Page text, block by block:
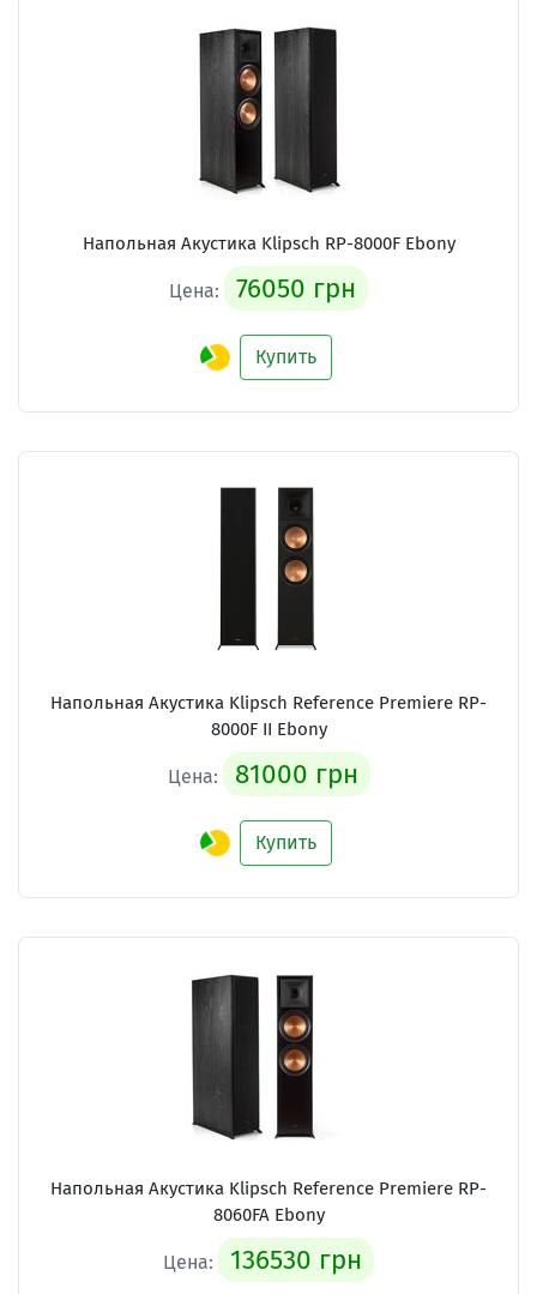
Напольная Акустика Klipsch RP-8000F Ebony
Цена: 76050 грн
Купить
Напольная Акустика Klipsch Reference Premiere RP-
8000F II Ebony
Цена: 81000 грн
Купить
Напольная Акустика Klipsch Reference Premiere RP-
8060FA Ebony
Цена: 136530 грн